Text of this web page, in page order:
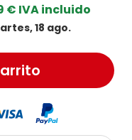
€ IVA incluido
18 ago.